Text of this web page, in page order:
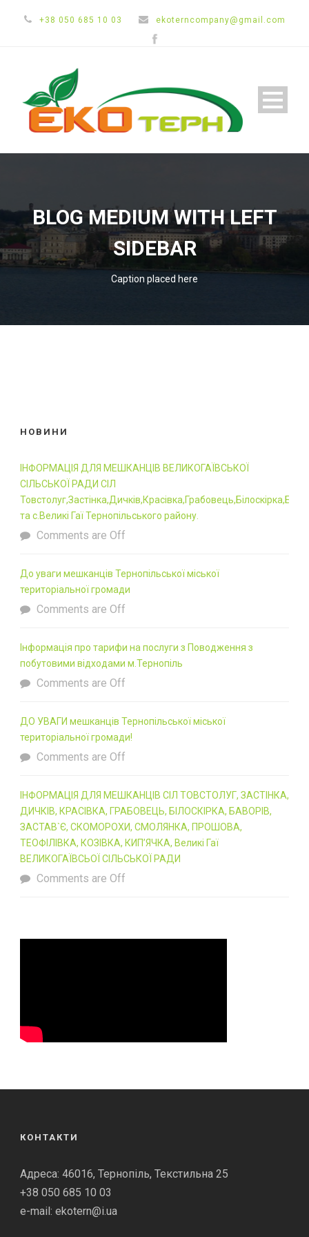
+38 050 685 10 03 ekoterncompany@gmail.com
BLOG MEDIUM WITH LEFT
SIDEBAR
Caption placed here
НОВИНИ
ІНФОРМАЦІЯ ДЛЯ МЕШКАНЦІВ ВЕЛИКОГАЇВСЬКОЇ
СІЛЬСЬКОЇ РАДИ СІЛ
та с.Великі Гаї Тернопільського району.
Comments are Off
До уваги мешканців Тернопільської міської
територіальної громади
Comments are Off
Інформація про тарифи на послуги з Поводження з
побутовими відходами м.Тернопіль
Comments are Off
ДО УВАГИ мешканців Тернопільської міської
територіальної громади!
Comments are Off
ІНФОРМАЦІЯ ДЛЯ МЕШКАНЦІВ СІЛ ТОВСТОЛУГ, ЗАСТІНКА,
ДИЧКІВ, КРАСІВКА, ГРАБОВЕЦЬ, БІЛОСКІРКА, БАВОРІВ,
ЗАСТАВ`Є, СКОМОРОХИ, СМОЛЯНКА, ПРОШОВА,
ТЕОФІЛІВКА, КОЗІВКА, КИП’ЯЧКА, Великі Гаї
ВЕЛИКОГАЇВСЬОЇ СІЛЬСЬКОЇ РАДИ
Comments are Off
КОНТАКТИ
Адреса: 46016, Тернопіль, Текстильна 25
+38 050 685 10 03
e-mail: ekotern@i.ua